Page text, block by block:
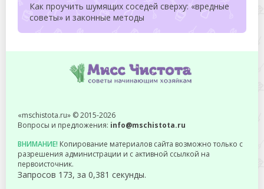
Как проучить шумящих соседей сверху: «вредные
советы» и законные методы
«mschistota.ru» © 2015-2026
Вопросы и предложения: info@mschistota.ru
ВНИМАНИЕ! Копирование материалов сайта возможно только с
разрешения администрации и с активной ссылкой на
первоисточник.
Запросов 173, за 0,381 секунды.